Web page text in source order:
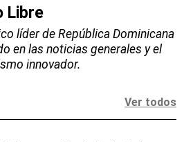
Libre
líder de República Dominicana
en las noticias generales y el
innovador.
Ver todos